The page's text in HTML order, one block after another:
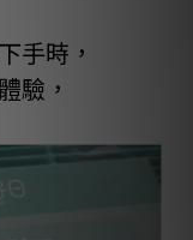
手時，
驗，